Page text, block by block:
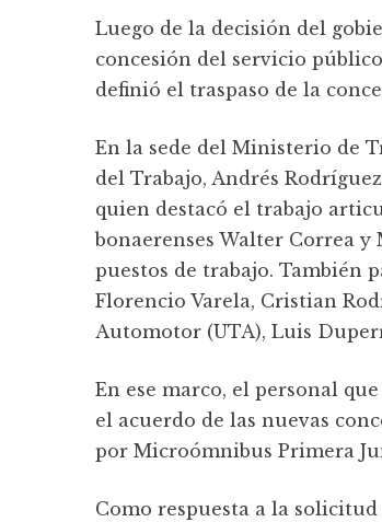
Luego de la decisión del
concesión del servicio
definió el traspaso de la
En la sede del Ministerio de
del Trabajo, Andrés
quien destacó el trabajo
bonaerenses Walter Correa
puestos de trabajo. También
Florencio Varela, Cristian
Automotor (UTA), Luis
En ese marco, el personal
el acuerdo de las nuevas
por Microómnibus Primera
Como respuesta a la